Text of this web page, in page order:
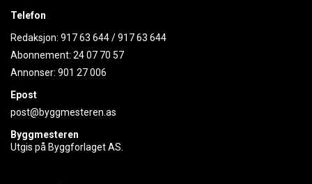
Telefon
Redaksjon: 917 63 644/917 63 644
Abonnement: 24 07 70 57
Annonser: 901 27 006
Epost
post@byggmesteren.as
Byggmesteren
Utgis på Byggforlaget AS.